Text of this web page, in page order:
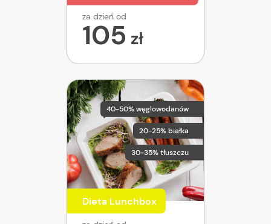
za dzień od
105 zł
40-50% węglowodanów
20-25% białka
30-35% tłuszczu
Dieta Lunchbox